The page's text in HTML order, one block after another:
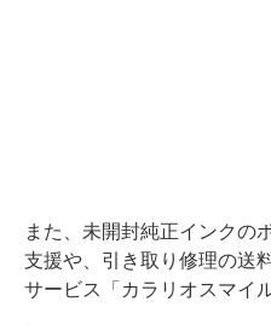
また、未開封純正インクの
支援や、引き取り修理の送
サービス「カラリオスマイ